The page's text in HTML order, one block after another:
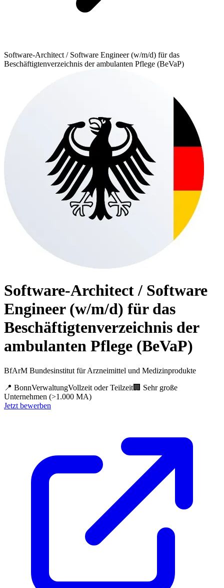
Software-Architect / Software Engineer (w/m/d) für das
Beschäftigtenverzeichnis der ambulanten Pflege (BeVaP)
Software-Architect / Software
Engineer (w/m/d) für das
Beschäftigtenverzeichnis der
ambulanten Pflege (BeVaP)
BfArM Bundesinstitut für Arzneimittel und Medizinprodukte
📍 BonnVerwaltungVollzeit oder Teilzeit🏢 Sehr große
Unternehmen (>1.000 MA)
Jetzt bewerben